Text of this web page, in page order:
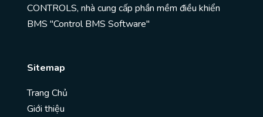
CONTROLS, nhà cung cấp phần mềm điều khiển
BMS "Control BMS Software"
Sitemap
Trang Chủ
Giới thiệu